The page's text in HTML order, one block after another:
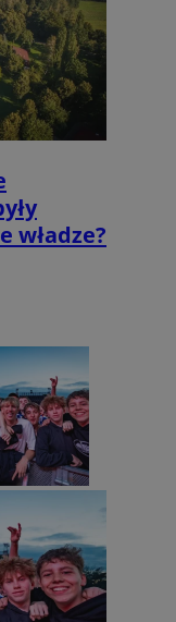
władze?